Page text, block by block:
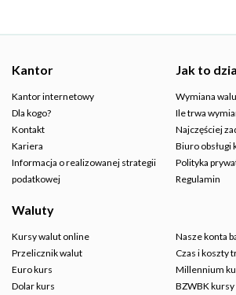
Kantor
Kantor internetowy
Dla kogo?
Kontakt
Kariera
Informacja o realizowanej strategii
podatkowej
Jak to
Wymiana
Ile trwa
Najczęściej
Biuro obsługi
Polityka
Regulamin
Waluty
Kursy walut online
Przelicznik walut
Euro kurs
Dolar kurs
Nasze konta
Czas i koszty
Millennium
BZWBK